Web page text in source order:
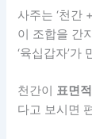
사주는 ‘천간
이 조합을 간
‘육십갑자’가
천간이 표면
다고 보시면